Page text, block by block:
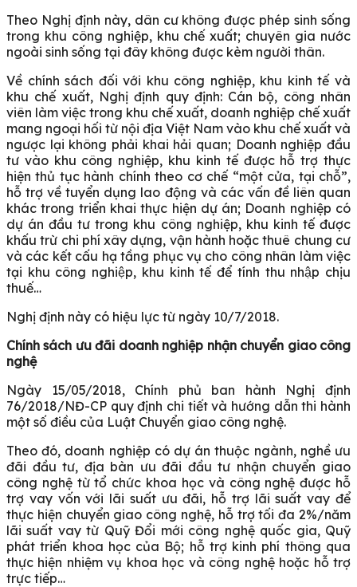
Theo Nghị định này, dân cư không được phép sinh sống
trong khu công nghiệp, khu chế xuất; chuyên gia nước
ngoài sinh sống tại đây không được kèm người thân.
Về chính sách đối với khu công nghiệp, khu kinh tế và
khu chế xuất, Nghị định quy định: Cán bộ, công nhân
viên làm việc trong khu chế xuất, doanh nghiệp chế xuất
mang ngoại hối từ nội địa Việt Nam vào khu chế xuất và
ngược lại không phải khai hải quan; Doanh nghiệp đầu
tư vào khu công nghiệp, khu kinh tế được hỗ trợ thực
hiện thủ tục hành chính theo cơ chế “một cửa, tại chỗ”,
hỗ trợ về tuyển dụng lao động và các vấn đề liên quan
khác trong triển khai thực hiện dự án; Doanh nghiệp có
dự án đầu tư trong khu công nghiệp, khu kinh tế được
khấu trừ chi phí xây dựng, vận hành hoặc thuê chung cư
và các kết cấu hạ tầng phục vụ cho công nhân làm việc
tại khu công nghiệp, khu kinh tế để tính thu nhập chịu
thuế…
Nghị định này có hiệu lực từ ngày 10/7/2018.
Chính sách ưu đãi doanh nghiệp nhận chuyển giao công
nghệ
Ngày 15/05/2018, Chính phủ ban hành Nghị định
76/2018/NĐ-CP quy định chi tiết và hướng dẫn thi hành
một số điều của Luật Chuyển giao công nghệ.
Theo đó, doanh nghiệp có dự án thuộc ngành, nghề ưu
đãi đầu tư, địa bàn ưu đãi đầu tư nhận chuyển giao
công nghệ từ tổ chức khoa học và công nghệ được hỗ
trợ vay vốn với lãi suất ưu đãi, hỗ trợ lãi suất vay để
thực hiện chuyển giao công nghệ, hỗ trợ tối đa 2%/năm
lãi suất vay từ Quỹ Đổi mới công nghệ quốc gia, Quỹ
phát triển khoa học của Bộ; hỗ trợ kinh phí thông qua
thực hiện nhiệm vụ khoa học và công nghệ hoặc hỗ trợ
trực tiếp…